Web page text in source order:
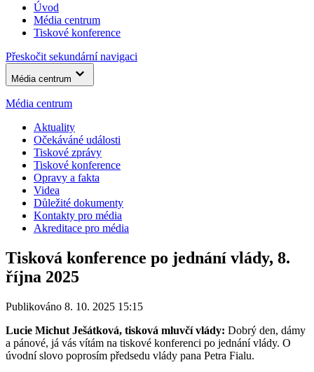
Úvod
Média centrum
Tiskové konference
Přeskočit sekundární navigaci
Média centrum
Média centrum
Aktuality
Očekáváné události
Tiskové zprávy
Tiskové konference
Opravy a fakta
Videa
Důležité dokumenty
Kontakty pro média
Akreditace pro média
Tisková konference po jednání vlády, 8.
října 2025
Publikováno 8. 10. 2025 15:15
Lucie Michut Ješátková, tisková mluvčí vlády: Dobrý den, dámy
a pánové, já vás vítám na tiskové konferenci po jednání vlády. O
úvodní slovo poprosím předsedu vlády pana Petra Fialu.